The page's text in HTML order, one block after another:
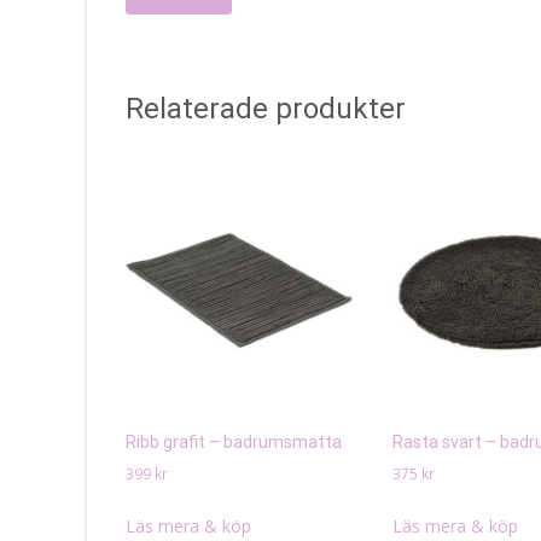
Relaterade produkter
Ribb grafit – badrumsmatta
399 kr
Läs mera & köp
Rasta svart –
375 kr
Läs mera & köp